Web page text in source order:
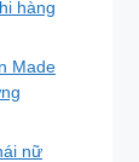
hàng
Made
nữ